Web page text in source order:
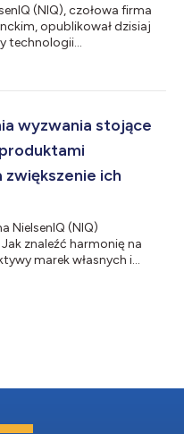
(NIQ), czołowa firma
opublikował dzisiaj
technologii
Ma to być wynikiem
których można się
– Aby rozwijać s...
wyzwania stojące
zwiększenie ich
NielsenIQ (NIQ)
znaleźć harmonię na
marek własnych i
w skali globalnej i
których powinni pamiętać
dla konsumentó...